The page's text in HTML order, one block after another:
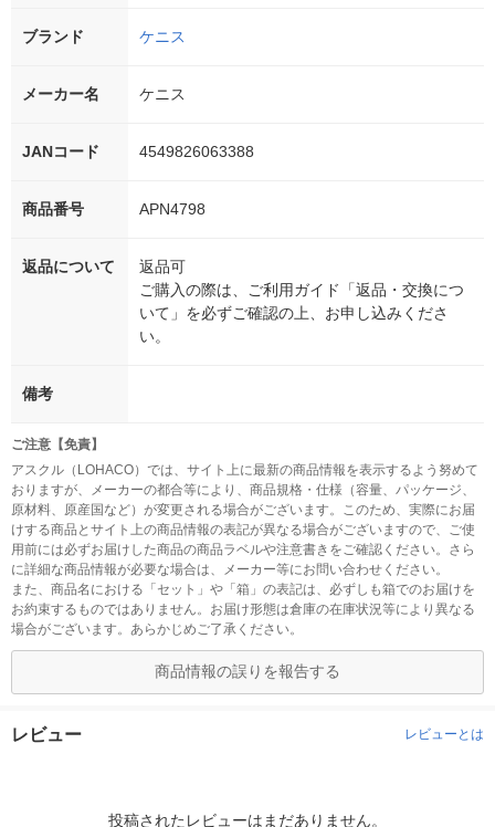
ブランド ケニス
メーカー名 ケニス
JANコード 4549826063388
商品番号 APN4798
返品について
返品可
ご購入の際は、ご利用ガイド「返品・交換につ
いて」を必ずご確認の上、お申し込みくださ
い。
備考
ご注意【免責】
アスクル（LOHACO）では、サイト上に最新の商品情報を表示するよう努めて
おりますが、メーカーの都合等により、商品規格・仕様（容量、パッケージ、
原材料、原産国など）が変更される場合がございます。このため、実際にお届
けする商品とサイト上の商品情報の表記が異なる場合がございますので、ご使
用前には必ずお届けした商品の商品ラベルや注意書きをご確認ください。さら
に詳細な商品情報が必要な場合は、メーカー等にお問い合わせください。
また、商品名における「セット」や「箱」の表記は、必ずしも箱でのお届けを
お約束するものではありません。お届け形態は倉庫の在庫状況等により異なる
場合がございます。あらかじめご了承ください。
商品情報の誤りを報告する
レビュー レビューとは
投稿されたレビューはまだありません。